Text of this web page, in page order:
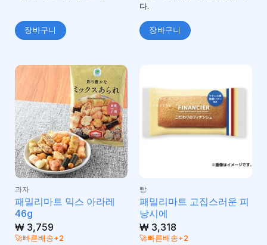
장바구니
다.
장바구니
과자
패밀리마트 믹스 아라레
46g
₩3,759
🚀빠른배송+2
빵
패밀리마트 고집스러운 피
낭시에
₩3,318
🚀빠른배송+2